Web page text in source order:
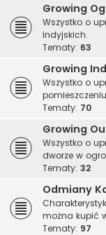
Growing
Wszystko o
indyjskich.
Tematy: 63
Growing
Wszystko o
Tematy: 70
Growing
Wszystko o
dworze w
Tematy: 32
Odmiany
można kupić
Tematy: 97